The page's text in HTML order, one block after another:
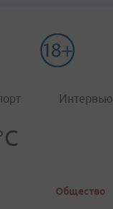
Интервью
Общество